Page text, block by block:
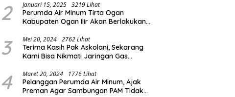
2 Januari 15, 2025 3219 Lihat
Perumda Air Minum Tirta Ogan
Kabupaten Ogan Ilir Akan Berlakukan
3 Mei 20, 2024 2762 Lihat
Terima Kasih Pak Askolani, Sekarang
Kami Bisa Nikmati Jaringan Gas
4 Maret 20, 2024 1776 Lihat
Pelanggan Perumda Air Minum, Ajak
Preman Agar Sambungan PAM Tidak